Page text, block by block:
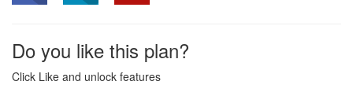
Do you like this plan?
Click Like and unlock features